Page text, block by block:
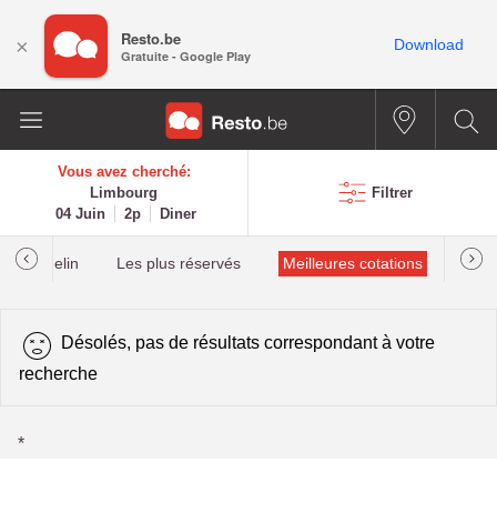
Vous avez cherché:
Limbourg
04 Juin
2p Diner
Filtrer
Michelin Les plus réservés Meilleures cotations
Désolés, pas de résultats correspondant à votre
recherche
*
× Resto.be
Gratuite - Google Play
Download